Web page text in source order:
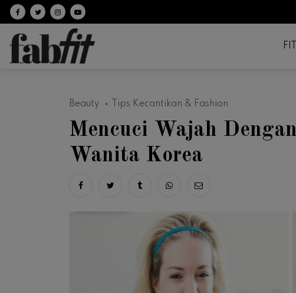
Follow on facebook
Follow on Twitter
Follow on Instagram
Follow on Youtube
Beauty Tips Kecantikan & Fashion
Mencuci Wajah
Wanita Korea
Share on facebook
Share on twitter
Share on tumblr
Share via whatsapp
Share via email